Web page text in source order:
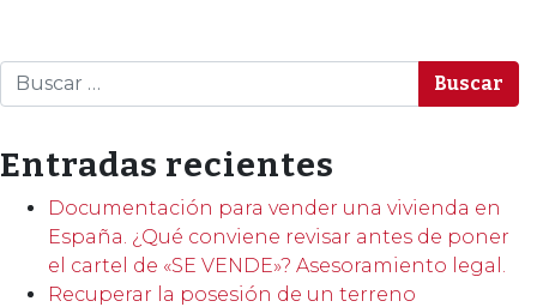
Buscar
Entradas recientes
Documentación para vender una vivienda en
España. ¿Qué conviene revisar antes de poner
el cartel de «SE VENDE»? Asesoramiento legal.
Recuperar la posesión de un terreno